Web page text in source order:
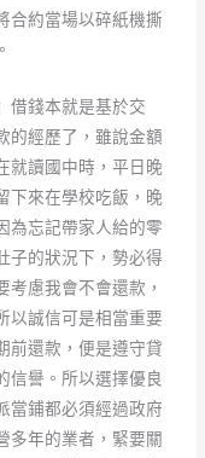
合約當場以碎紙機撕
借錢本就是基於交
的經歷了，雖說金額
就讀國中時，平日晚
下來在學校吃飯，晚
為忘記帶家人給的零
子的狀況下，勢必得
慮我會不會還款，
以誠信可是相當重要
前還款，便是遵守貸
信譽。所以選擇優良
當鋪都必須經過政府
多年的業者，緊要關